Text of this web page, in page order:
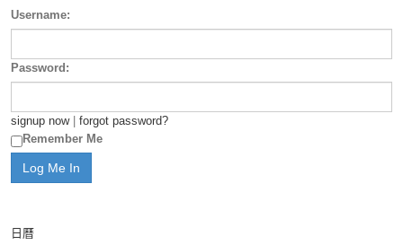
Username:
Password:
signup now| forgot password?
Remember Me
日曆